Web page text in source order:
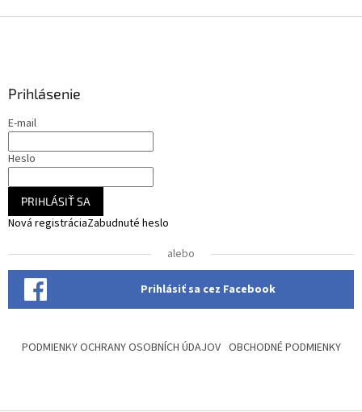
Prihlásenie
E-mail
Heslo
PRIHLÁSIŤ SA
Nová registráciaZabudnuté heslo
alebo
Prihlásiť sa cez Facebook
PODMIENKY OCHRANY OSOBNÍCH ÚDAJOV OBCHODNÉ PODMIENKY